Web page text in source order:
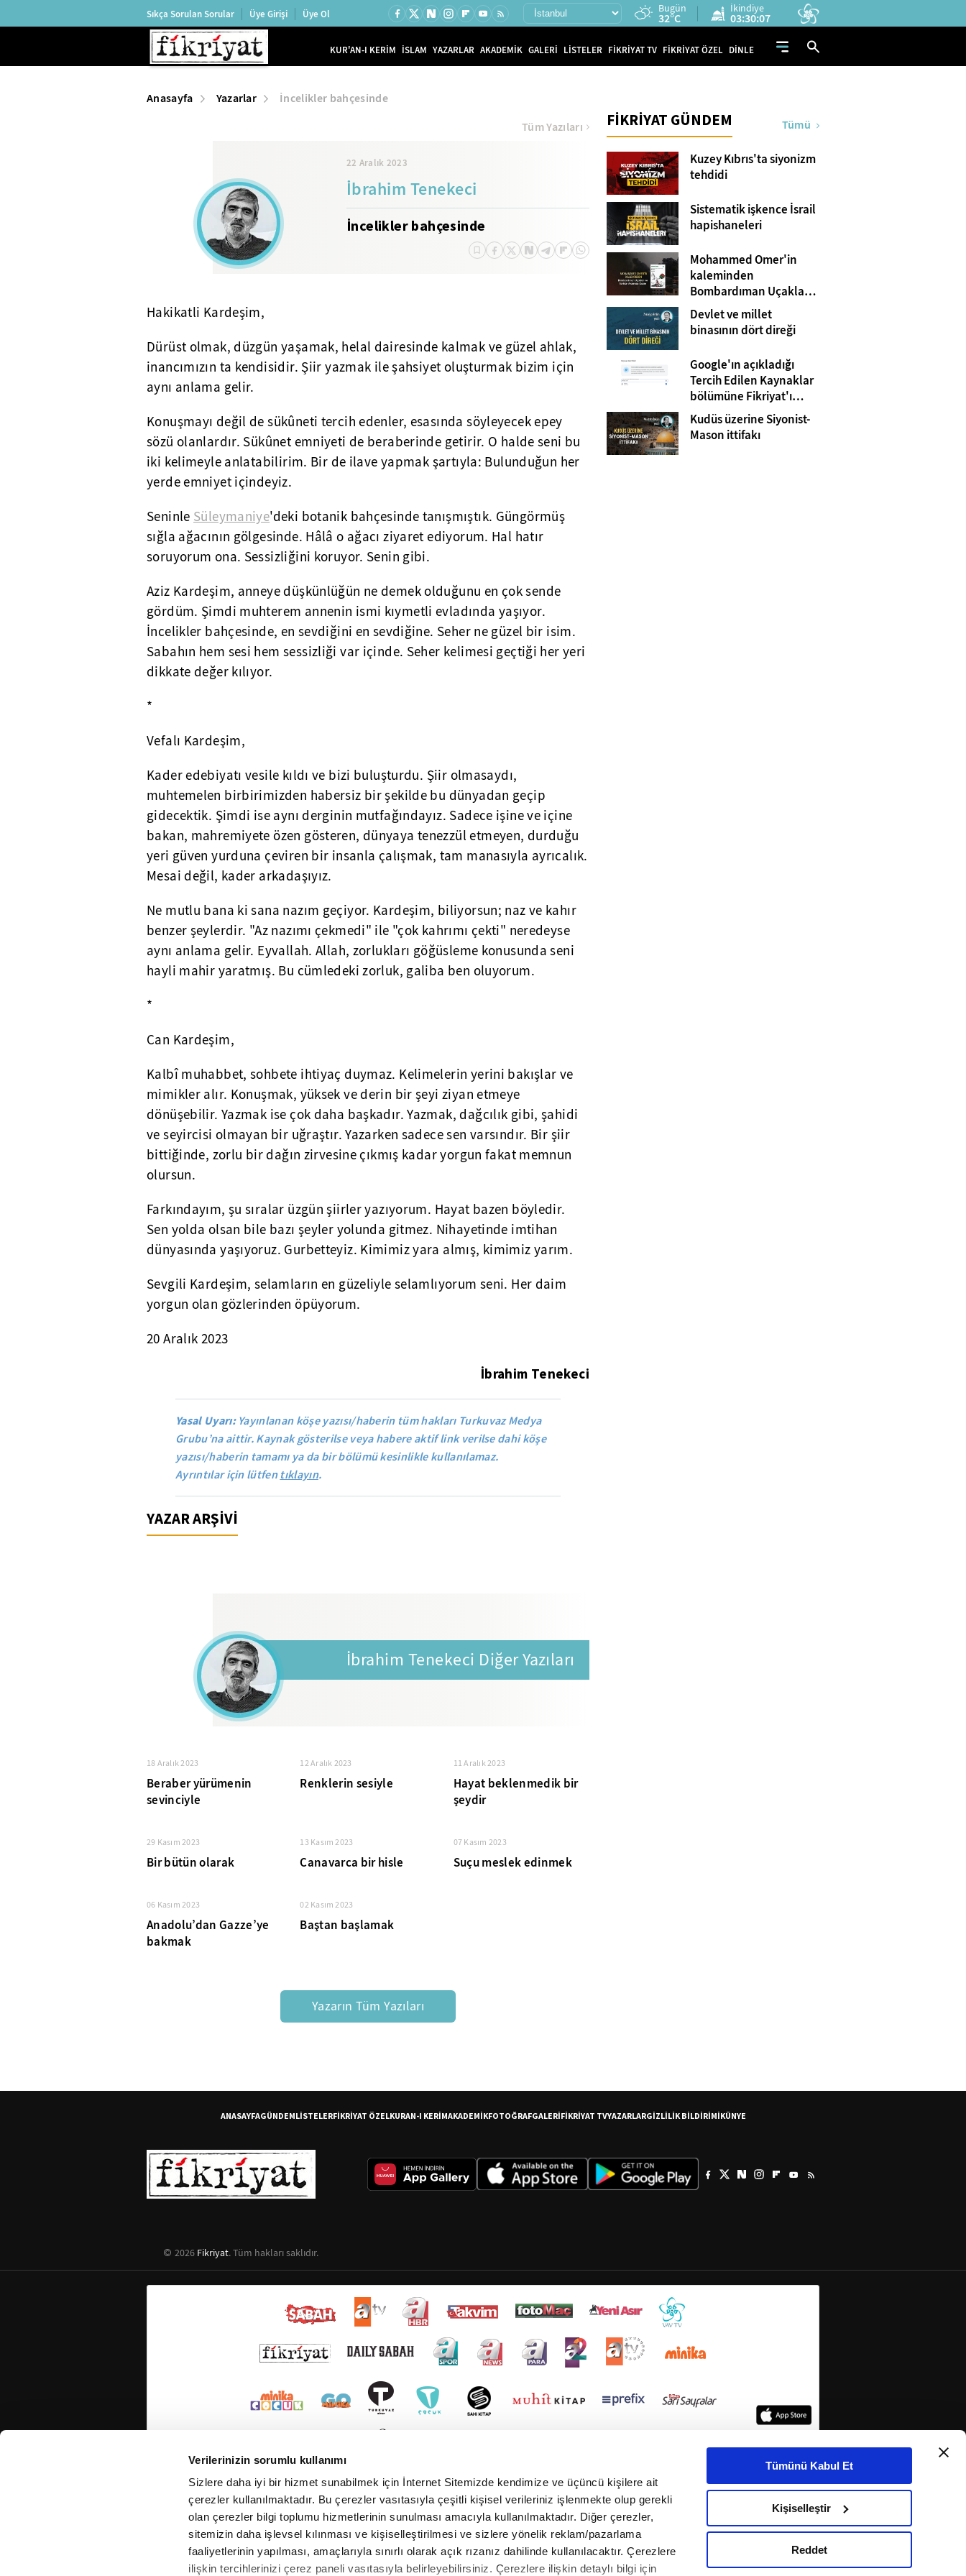
Verilerinizin sorumlu kullanımı
Sizlere daha iyi bir hizmet sunabilmek için İnternet Sitemizde kendimize ve üçüncü kişilere ait
çerezler kullanılmaktadır. Bu çerezler vasıtasıyla çeşitli kişisel verileriniz işlenmekte olup gerekli
olan çerezler bilgi toplumu hizmetlerinin sunulması amacıyla kullanılmaktadır. Diğer çerezler,
sitemizin daha işlevsel kılınması ve kişiselleştirilmesi ve sizlere yönelik reklam/pazarlama
faaliyetlerinin yapılması, amaçlarıyla sınırlı olarak açık rızanız dahilinde kullanılacaktır. Çerezlere
ilişkin tercihlerinizi çerez paneli vasıtasıyla belirleyebilirsiniz. Çerezlere ilişkin detaylı bilgi için
Tümünü Kabul Et
Kişiselleştir
Reddet
Sıkça Sorulan Sorular Üye Girişi Üye Ol Bugün
32°C
İkindiye
03:30:06
KUR'AN-I KERİM İSLAM YAZARLAR AKADEMİK GALERİ LİSTELER FİKRİYAT TV FİKRİYAT ÖZEL DİNLE
Anasayfa Yazarlar İncelikler bahçesinde
22 Aralık 2023
İbrahim Tenekeci
İncelikler bahçesinde
Tüm Yazıları
Hakikatli Kardeşim,
Dürüst olmak, düzgün yaşamak, helal dairesinde kalmak ve güzel ahlak,
inancımızın ta kendisidir. Şiir yazmak ile şahsiyet oluşturmak bizim için
aynı anlama gelir.
Konuşmayı değil de sükûneti tercih edenler, esasında söyleyecek epey
sözü olanlardır. Sükûnet emniyeti de beraberinde getirir. O halde seni bu
iki kelimeyle anlatabilirim. Bir de ilave yapmak şartıyla: Bulunduğun her
yerde emniyet içindeyiz.
Seninle Süleymaniye'deki botanik bahçesinde tanışmıştık. Güngörmüş
sığla ağacının gölgesinde. Hâlâ o ağacı ziyaret ediyorum. Hal hatır
soruyorum ona. Sessizliğini koruyor. Senin gibi.
Aziz Kardeşim, anneye düşkünlüğün ne demek olduğunu en çok sende
gördüm. Şimdi muhterem annenin ismi kıymetli evladında yaşıyor.
İncelikler bahçesinde, en sevdiğini en sevdiğine. Seher ne güzel bir isim.
Sabahın hem sesi hem sessizliği var içinde. Seher kelimesi geçtiği her yeri
dikkate değer kılıyor.
*
Vefalı Kardeşim,
Kader edebiyatı vesile kıldı ve bizi buluşturdu. Şiir olmasaydı,
muhtemelen birbirimizden habersiz bir şekilde bu dünyadan geçip
gidecektik. Şimdi ise aynı derginin mutfağındayız. Sadece işine ve içine
bakan, mahremiyete özen gösteren, dünyaya tenezzül etmeyen, durduğu
yeri güven yurduna çeviren bir insanla çalışmak, tam manasıyla ayrıcalık.
Mesai değil, kader arkadaşıyız.
Ne mutlu bana ki sana nazım geçiyor. Kardeşim, biliyorsun; naz ve kahır
benzer şeylerdir. "Az nazımı çekmedi" ile "çok kahrımı çekti" neredeyse
aynı anlama gelir. Eyvallah. Allah, zorlukları göğüsleme konusunda seni
hayli mahir yaratmış. Bu cümledeki zorluk, galiba ben oluyorum.
*
Can Kardeşim,
Kalbî muhabbet, sohbete ihtiyaç duymaz. Kelimelerin yerini bakışlar ve
mimikler alır. Konuşmak, yüksek ve derin bir şeyi ziyan etmeye
dönüşebilir. Yazmak ise çok daha başkadır. Yazmak, dağcılık gibi, şahidi
ve seyircisi olmayan bir uğraştır. Yazarken sadece sen varsındır. Bir şiir
bittiğinde, zorlu bir dağın zirvesine çıkmış kadar yorgun fakat memnun
olursun.
Farkındayım, şu sıralar üzgün şiirler yazıyorum. Hayat bazen böyledir.
Sen yolda olsan bile bazı şeyler yolunda gitmez. Nihayetinde imtihan
dünyasında yaşıyoruz. Gurbetteyiz. Kimimiz yara almış, kimimiz yarım.
Sevgili Kardeşim, selamların en güzeliyle selamlıyorum seni. Her daim
yorgun olan gözlerinden öpüyorum.
20 Aralık 2023
İbrahim Tenekeci
Yasal Uyarı: Yayınlanan köşe yazısı/haberin tüm hakları Turkuvaz Medya
Grubu’na aittir. Kaynak gösterilse veya habere aktif link verilse dahi köşe
yazısı/haberin tamamı ya da bir bölümü kesinlikle kullanılamaz.
Ayrıntılar için lütfentıklayın.
YAZAR ARŞİVİ
İbrahim Tenekeci Diğer Yazıları
18 Aralık 2023
Beraber yürümenin
sevinciyle
12 Aralık 2023
Renklerin sesiyle
11 Aralık 2023
Hayat beklenmedik bir
şeydir
29 Kasım 2023
Bir bütün olarak
13 Kasım 2023
Canavarca bir hisle
07 Kasım 2023
Suçu meslek edinmek
06 Kasım 2023
Anadolu’dan Gazze’ye
bakmak
02 Kasım 2023
Baştan başlamak
Yazarın Tüm Yazıları
FİKRİYAT GÜNDEM Tümü
Kuzey Kıbrıs'ta siyonizm
tehdidi
Sistematik işkence İsrail
hapishaneleri
Mohammed Omer'in
kaleminden
Bombardıman Uçakları
ve Tanklar Arasında
Gazze
Devlet ve millet
binasının dört direği
Google'ın açıkladığı
Tercih Edilen Kaynaklar
bölümüne Fikriyat'ı
eklemeyi unutmayın!
Kudüs üzerine Siyonist-
Mason ittifakı
ANASAYFAGÜNDEMLİSTELERFİKRİYAT ÖZELKURAN-I KERİMAKADEMİKFOTOĞRAFGALERİFİKRİYAT TVYAZARLARGİZLİLİK BİLDİRİMİKÜNYE
2026 Fikriyat. Tüm hakları saklıdır.